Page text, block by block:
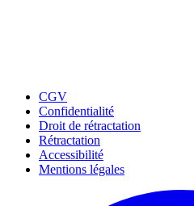
CGV
Confidentialité
Droit de rétractation
Rétractation
Accessibilité
Mentions légales